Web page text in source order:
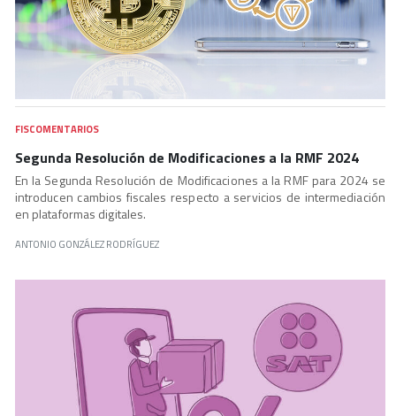
FISCOMENTARIOS
Segunda Resolución de Modificaciones a la RMF 2024
En la Segunda Resolución de Modificaciones a la RMF para 2024 se
introducen cambios fiscales respecto a servicios de intermediación
en plataformas digitales.
ANTONIO GONZÁLEZ RODRÍGUEZ